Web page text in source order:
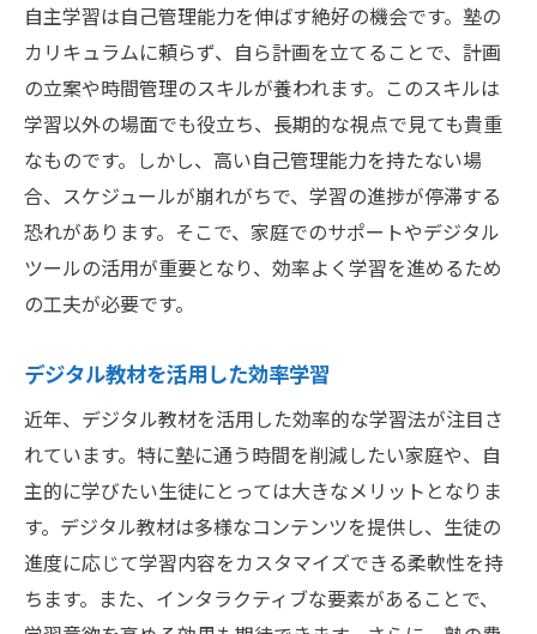
自主学習は自己管理能力を伸ばす絶好の機会です。塾の
カリキュラムに頼らず、自ら計画を立てることで、計画
の立案や時間管理のスキルが養われます。このスキルは
学習以外の場面でも役立ち、長期的な視点で見ても貴重
なものです。しかし、高い自己管理能力を持たない場
合、スケジュールが崩れがちで、学習の進捗が停滞する
恐れがあります。そこで、家庭でのサポートやデジタル
ツールの活用が重要となり、効率よく学習を進めるため
の工夫が必要です。
デジタル教材を活用した効率学習
近年、デジタル教材を活用した効率的な学習法が注目さ
れています。特に塾に通う時間を削減したい家庭や、自
主的に学びたい生徒にとっては大きなメリットとなりま
す。デジタル教材は多様なコンテンツを提供し、生徒の
進度に応じて学習内容をカスタマイズできる柔軟性を持
ちます。また、インタラクティブな要素があることで、